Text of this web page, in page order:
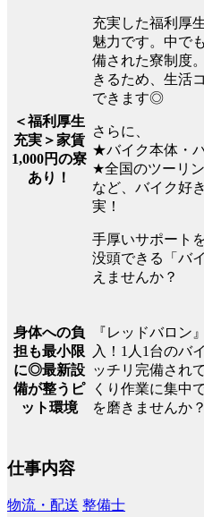
＜福利厚生
充実＞家賃
1,000円の寮
あり！
充実した福利厚
魅力です。中で
備された寮制度
きるため、生活
できます◎
さらに、
★バイク本体・
★全国のツーリ
など、バイク好
実！
手厚いサポート
没頭できる「バ
えませんか？
身体への負
担も最小限
に◎最新設
備が整うピ
ット環境
『レッドバロン
入！1人1台のバ
ッチリ完備され
くり作業に集中
を磨きませんか？
仕事内容
物流・配送 整備士